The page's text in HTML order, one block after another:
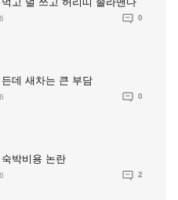
0
데 새차는 큰 부담
0
박비용 논란
2